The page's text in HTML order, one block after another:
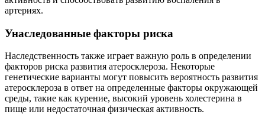
артериях.
Унаследованные факторы риска
Наследственность также играет важную роль в определении
факторов риска развития атеросклероза. Некоторые
генетические варианты могут повысить вероятность развития
атеросклероза в ответ на определенные факторы окружающей
среды, такие как курение, высокий уровень холестерина в
пище или недостаточная физическая активность.